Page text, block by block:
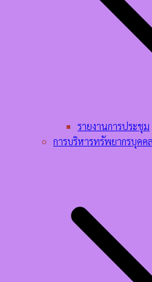
รายงานการประชุม
การบริหารทรัพยากรบุคคล